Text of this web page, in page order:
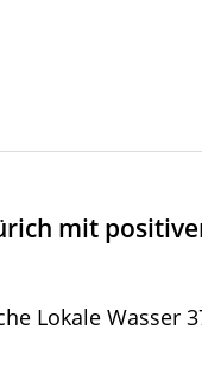
mit
Lokale Wasser